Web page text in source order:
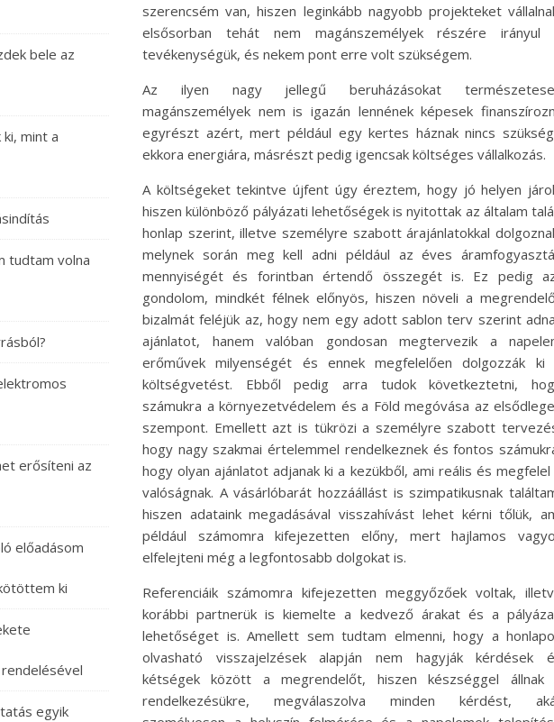
bele az
ki, mint a
tudtam volna
erősíteni az
előadásom
ki
egyik
szerencsém van, hiszen leginkább nagyobb projekteket
elsősorban tehát nem magánszemélyek részére irányul
tevékenységük, és nekem pont erre volt szükségem.
Az ilyen nagy jellegű beruházásokat
magánszemélyek nem is igazán lennének képesek
egyrészt azért, mert például egy kertes háznak nincs
ekkora energiára, másrészt pedig igencsak költséges vállalkozás.
A költségeket tekintve újfent úgy éreztem, hogy jó helyen
hiszen különböző pályázati lehetőségek is nyitottak az általam
honlap szerint, illetve személyre szabott árajánlatokkal
melynek során meg kell adni például az éves
mennyiségét és forintban értendő összegét is. Ez pedig
gondolom, mindkét félnek előnyös, hiszen növeli a
bizalmát feléjük az, hogy nem egy adott sablon terv szerint
ajánlatot, hanem valóban gondosan megtervezik a
erőművek milyenségét és ennek megfelelően dolgozzák ki
költségvetést. Ebből pedig arra tudok következtetni,
számukra a környezetvédelem és a Föld megóvása az
szempont. Emellett azt is tükrözi a személyre szabott
hogy nagy szakmai értelemmel rendelkeznek és fontos
hogy olyan ajánlatot adjanak ki a kezükből, ami reális és megfelel
valóságnak. A vásárlóbarát hozzáállást is szimpatikusnak
hiszen adataink megadásával visszahívást lehet kérni tőlük,
például számomra kifejezetten előny, mert hajlamos
elfelejteni még a legfontosabb dolgokat is.
Referenciáik számomra kifejezetten meggyőzőek voltak,
korábbi partnerük is kiemelte a kedvező árakat és a
lehetőséget is. Amellett sem tudtam elmenni, hogy a
olvasható visszajelzések alapján nem hagyják kérdések
kétségek között a megrendelőt, hiszen készséggel állnak
rendelkezésükre, megválaszolva minden kérdést,